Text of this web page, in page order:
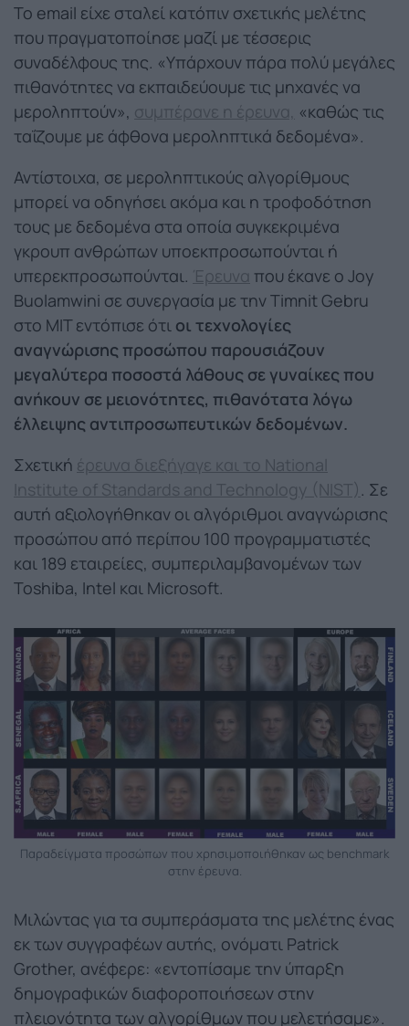
Το email είχε σταλεί κατόπιν σχετικής μελέτης
που πραγματοποίησε μαζί με τέσσερις
συναδέλφους της. «Υπάρχουν πάρα πολύ μεγάλες
πιθανότητες να εκπαιδεύουμε τις μηχανές να
μεροληπτούν», συμπέρανε η έρευνα, «καθώς τις
ταΐζουμε με άφθονα μεροληπτικά δεδομένα».
Αντίστοιχα, σε μεροληπτικούς αλγορίθμους
μπορεί να οδηγήσει ακόμα και η τροφοδότηση
τους με δεδομένα στα οποία συγκεκριμένα
γκρουπ ανθρώπων υποεκπροσωπούνται ή
υπερεκπροσωπούνται. Έρευνα που έκανε ο Joy
Buolamwini σε συνεργασία με την Timnit Gebru
στο MIT εντόπισε ότι οι τεχνολογίες
αναγνώρισης προσώπου παρουσιάζουν
μεγαλύτερα ποσοστά λάθους σε γυναίκες που
ανήκουν σε μειονότητες, πιθανότατα λόγω
έλλειψης αντιπροσωπευτικών δεδομένων.
Σχετική έρευνα διεξήγαγε και το National
Institute of Standards and Technology (NIST). Σε
αυτή αξιολογήθηκαν οι αλγόριθμοι αναγνώρισης
προσώπου από περίπου 100 προγραμματιστές
και 189 εταιρείες, συμπεριλαμβανομένων των
Toshiba, Intel και Microsoft.
Παραδείγματα προσώπων που χρησιμοποιήθηκαν ως benchmark
στην έρευνα.
Μιλώντας για τα συμπεράσματα της μελέτης ένας
εκ των συγγραφέων αυτής, ονόματι Patrick
Grother, ανέφερε: «εντοπίσαμε την ύπαρξη
δημογραφικών διαφοροποιήσεων στην
πλειονότητα των αλγορίθμων που μελετήσαμε».